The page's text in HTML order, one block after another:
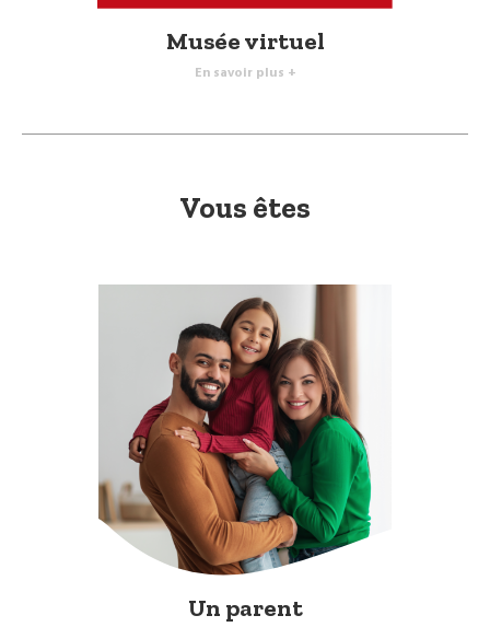
Musée virtuel
En savoir plus +
Vous êtes
Un parent